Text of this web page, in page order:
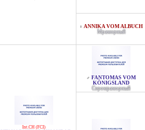
♀ ANNIKA VOM ALBUCH
Мраморный
Int.CH (FCI)
♂ FANTOMAS VOM
KÖNIGSLAND
Серомраморный